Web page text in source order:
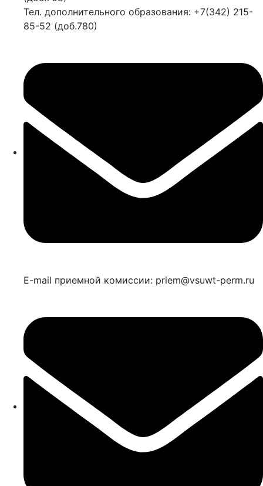
Тел. дополнительного образования: +7(342) 215-
85-52 (доб.780)
E-mail приемной комиссии: priem@vsuwt-perm.ru